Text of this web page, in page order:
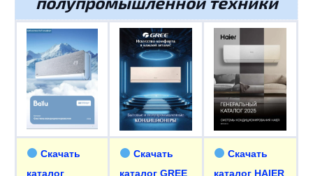
Скачать
каталог
Скачать
каталог GREE
Скачать
каталог HAIER